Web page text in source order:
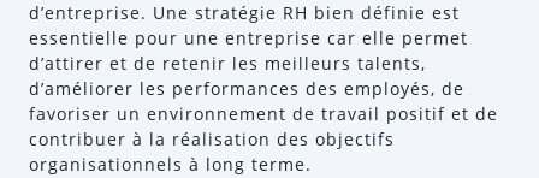
d’entreprise. Une stratégie RH bien définie est
essentielle pour une entreprise car elle permet
d’attirer et de retenir les meilleurs talents,
d’améliorer les performances des employés, de
favoriser un environnement de travail positif et de
contribuer à la réalisation des objectifs
organisationnels à long terme.